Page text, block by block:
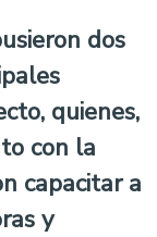
dos
quienes,
con la
capacitar a
y